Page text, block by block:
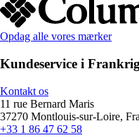
Opdag alle vores mærker
Kundeservice i Frankrig
Kontakt os
11 rue Bernard Maris
37270 Montlouis-sur-Loire,
+33 1 86 47 62 58